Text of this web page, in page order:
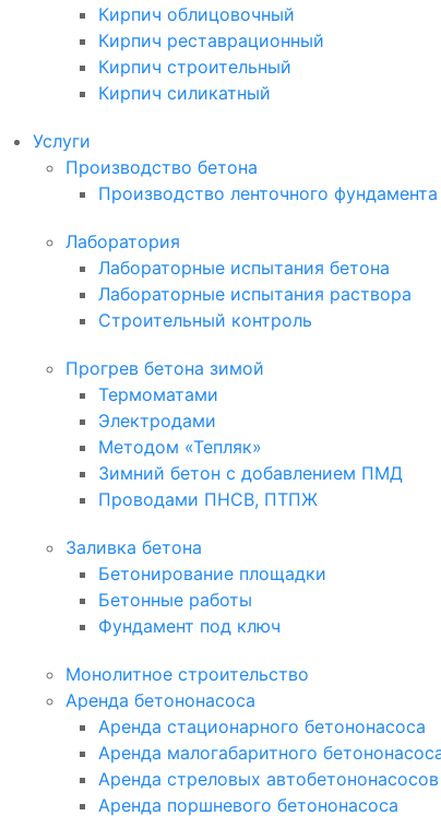
Кирпич облицовочный
Кирпич реставрационный
Кирпич строительный
Кирпич силикатный
Услуги
Производство бетона
Производство ленточного фундамента
Лаборатория
Лабораторные испытания бетона
Лабораторные испытания раствора
Строительный контроль
Прогрев бетона зимой
Термоматами
Электродами
Методом «Тепляк»
Зимний бетон с добавлением ПМД
Проводами ПНСВ, ПТПЖ
Заливка бетона
Бетонирование площадки
Бетонные работы
Фундамент под ключ
Монолитное строительство
Аренда бетононасоса
Аренда стационарного бетононасоса
Аренда малогабаритного
Аренда стреловых автобетононасосов
Аренда поршневого бетононасоса